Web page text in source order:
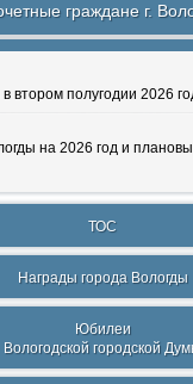
граждане г.
втором полугодии 2026
на 2026 год и
ТОС
Награды города Вологды
Юбилеи
Вологодской городской